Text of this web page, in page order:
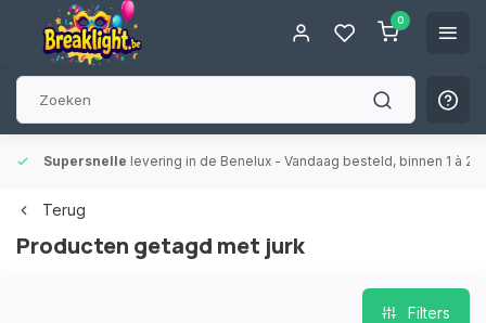
0
Supersnelle levering in de Benelux - Vandaag besteld, binnen 1 à 2
Terug
Producten getagd met jurk
Filters